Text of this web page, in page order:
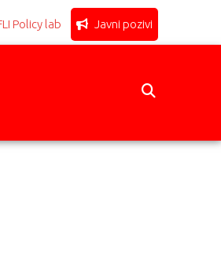
Policy lab Javni pozivi